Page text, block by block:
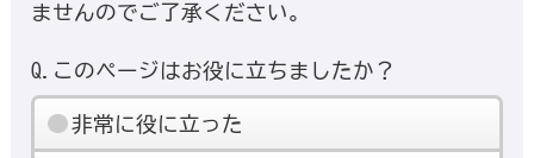
ませんのでご了承ください。
Q.このページはお役に立ちましたか？
非常に役に立った